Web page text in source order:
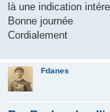
là une indication
Bonne journée
Cordialement
Fdanes